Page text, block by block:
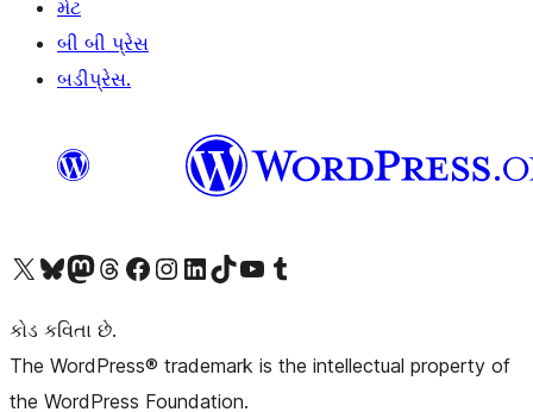
મેટ
બી બી પ્રેસ
બડીપ્રેસ.
અમારા X (અગાઉ ટ્વિટર) એકાઉન્ટની મુલાકાત લોઅમારા Bluesky એકાઉન્ટની મુલાકાત લોઅમારા માસ્ટોડોન એકાઉન્ટની મુલાકાત લોઅમારા Threads એકાઉન્ટની મુલાકાત લો અમારા ફેસબુક પેજની મુલાકાત લોઅમારા ઇન્સ્ટાગ્રામ એકાઉન્ટની મુલાકાત લો અમારા LinkedIn એકાઉન્ટની મુલાકાત લોઅમારા TikTok એકાઉન્ટની મુલાકાત લોઅમારી YouTube ચેનલની મુલાકાત લો અમારા Tumblr એકાઉન્ટની મુલાકાત લો
કોડ કવિતા છે.
The WordPress® trademark is the intellectual property of
the WordPress Foundation.